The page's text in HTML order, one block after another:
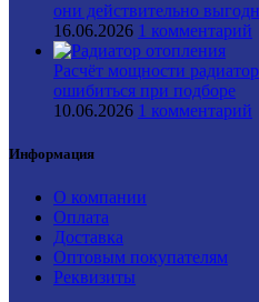
они действительно
16.06.2026 1 комментарий
Расчёт мощности
ошибиться при подборе
10.06.2026 1 комментарий
Информация
О компании
Оплата
Доставка
Оптовым покупателям
Реквизиты